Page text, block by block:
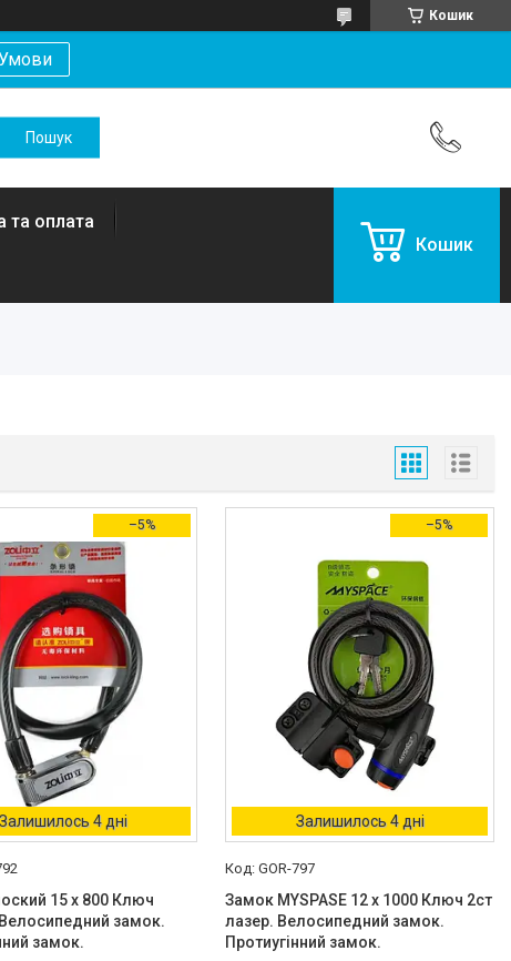
Кошик
та оплата
Кошик
–5%
Залишилось 4 дні
15 х 800 Ключ
замок.
замок.
–5%
Залишилось 4 дні
GOR-797
Замок MYSPASE 12 х 1000 Ключ 2ст
лазер. Велосипедний замок.
Протиугінний замок.